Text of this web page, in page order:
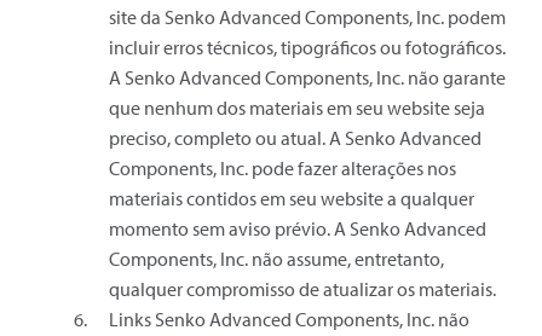
site da Senko Advanced Components, Inc. podem
incluir erros técnicos, tipográficos ou fotográficos.
A Senko Advanced Components, Inc. não garante
que nenhum dos materiais em seu website seja
preciso, completo ou atual. A Senko Advanced
Components, Inc. pode fazer alterações nos
materiais contidos em seu website a qualquer
momento sem aviso prévio. A Senko Advanced
Components, Inc. não assume, entretanto,
qualquer compromisso de atualizar os materiais.
Links Senko Advanced Components, Inc. não